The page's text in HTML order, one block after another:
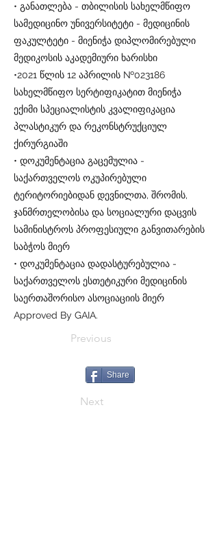
• განათლება - თბილისის სახელმწიფო
სამედიცინო უნივერსიტეტი - მედიცინის
ფაკულტეტი - მიენიჭა დიპლომირებული
მედიკოსის აკადემიური ხარისხი
•2021 წლის 12 აპრილის №023186
სახელმწიფო სერტიფიკატით მიენიჭა
ექიმი სპეციალისტის კვალიფიკაცია
პლასტიკურ და რეკონსტრუქციულ
ქირურგიაში
• დოკუმენტაცია გაცემულია -
საქართველოს ოკუპირებული
ტერიტორიებიდან დევნილთა, შრომის,
ჯანმრთელობისა და სოციალური დაცვის
სამინისტროს პროფესიული განვითარების
საბჭოს მიერ
• დოკუმენტაცია დადასტურებულია -
საქართველოს ესთეტიკური მედიცინის
საერთაშორისო ასოციაციის მიერ
Approved By GAIA.
Previous
Share
Next